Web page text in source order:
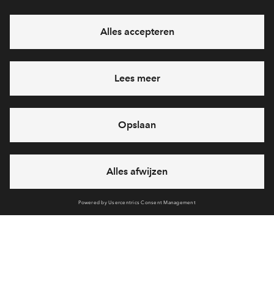
eventuele projecten
Ja, ik wil mij aanmelden
Heb je een vraag en wil je direct antwoord? Bel ons op088 -
712 26 42
6 dagen per week beschikbaar (behalve tijdens
feestdagen)
vandaag van 10:00 - 13:00 uur